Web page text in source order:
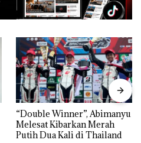
“Double Winner”, Abimanyu
Melesat Kibarkan Merah
Putih Dua Kali di Thailand